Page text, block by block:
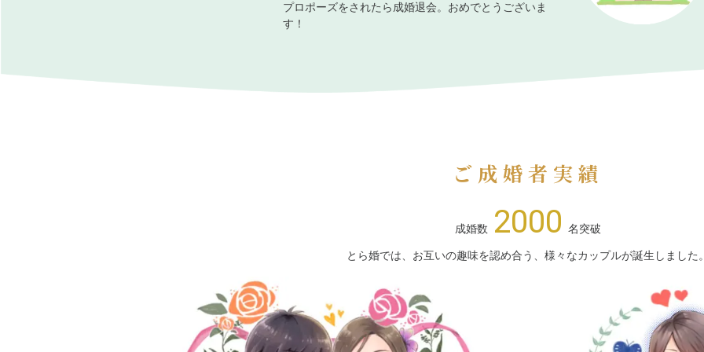
プロポーズをされたら成婚退会。おめでとうございま
す！
ご成婚者実績
成婚数 2000 名突破
とら婚では、お互いの趣味を認め合う、様々なカップルが誕生しました